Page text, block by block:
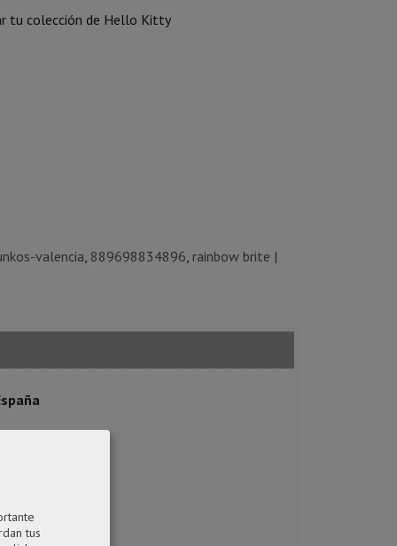
tu colección de Hello Kitty
valencia 889698834896 rainbow brite |
tus